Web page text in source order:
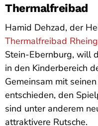
Thermalfreibad
Hamid Dehzad, der
Thermalfreibad
Stein-Ebernburg, will
in den Kinderbereich
Gemeinsam mit
entschieden, den
sind unter anderem
attraktivere Rutsche.